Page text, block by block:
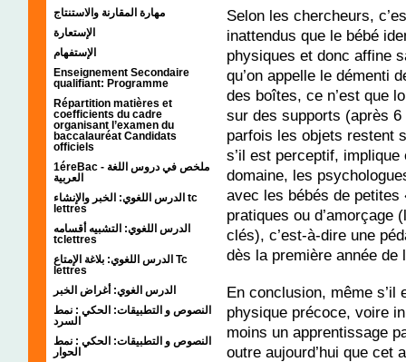
مهارة المقارنة والاستنتاج
الإستعارة
الإستفهام
Enseignement Secondaire
qualifiant: Programme
Répartition matières et
coefficients du cadre
organisant l’examen du
baccalauréat Candidats
officiels
1éreBac - ملخص في دروس اللغة
العربية
الدرس اللغوي: الخبر والإنشاء tc
lettres
الدرس اللغوي: التشبيه أقسامه
tclettres
الدرس اللغوي: بلاغة الإمتاع Tc
lettres
الدرس الغوي: أغراض الخبر
النصوص و التطبيقات: الحكي : نمط
السرد
النصوص و التطبيقات: الحكي : نمط
الحوار
Selon les chercheurs,
inattendus que le bébé
physiques et donc affine
qu’on appelle le démenti
des boîtes, ce n’est que
sur des supports (après
parfois les objets restent
s’il est perceptif, implique
domaine, les
avec les bébés de petites
pratiques ou d’amorçage
clés), c’est-à-dire une
dès la première année de
En conclusion, même s’il
physique précoce, voire
moins un apprentissage
outre aujourd’hui que cet